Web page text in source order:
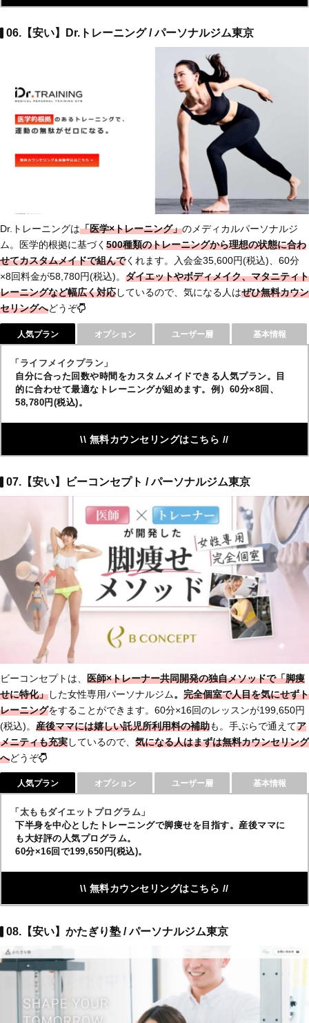
06.【安い】Dr.トレーニング / パーソナルジム東京
Dr.トレーニングは「医学×トレーニング」のメディカルパーソナルジ
ム。医学的根拠に基づく 500種類のトレーニングから理想の状態に合わ
せてカスタムメイドで組んでくれます。入会金35,600円(税込)、60分
×8回料金が58,780円(税込)。 ダイエットやボディメイク、マタニティト
レーニングなど幅広く対応しているので、気になる人はぜひ無料カウン
セリングへどうぞ
人気プラン オプション ユーザー層 基本情報
「ライフメイクプラン」
自分に合った回数や時間をカスタムメイドできる人気プラン。目
的に合わせて最適なトレーニングが組めます。例）60分×8回、
58,780円(税込)。
\\ 無料カウンセリングはこちら //
07.【安い】ビーコンセプト / パーソナルジム東京
ビーコンセプトは、 医師×トレーナー共同開発の独自メソッドで「脚痩
せに特化」した女性専用パーソナルジム。 完全個室で人目を気にせずト
レーニングをすることができます。60分×16回のレッスンが199,650円
(税込)。 産後ママには嬉しい託児所利用料の補助も。手ぶらで通えてア
メニティも充実しているので、 気になる人はまずは無料カウンセリング
へどうぞ
人気プラン オプション ユーザー層 基本情報
「太ももダイエットプログラム」
下半身を中心としたトレーニングで脚痩せを目指す。産後ママに
も大好評の人気プログラム。
60分×16回で199,650円(税込)。
\\ 無料カウンセリングはこちら //
08.【安い】かたぎり塾 / パーソナルジム東京